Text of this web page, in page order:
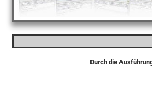
Durch die